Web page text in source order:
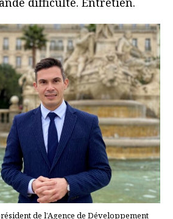
de l’Agence de Développement